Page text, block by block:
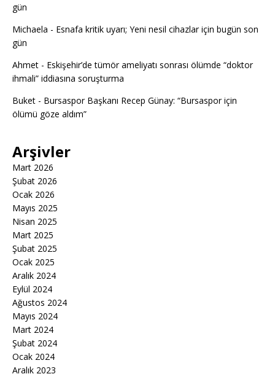
gün
Michaela - Esnafa kritik uyarı; Yeni nesil cihazlar için bugün son
gün
Ahmet - Eskişehir’de tümör ameliyatı sonrası ölümde “doktor
ihmali” iddiasına soruşturma
Buket - Bursaspor Başkanı Recep Günay: “Bursaspor için
ölümü göze aldım”
Arşivler
Mart 2026
Şubat 2026
Ocak 2026
Mayıs 2025
Nisan 2025
Mart 2025
Şubat 2025
Ocak 2025
Aralık 2024
Eylül 2024
Ağustos 2024
Mayıs 2024
Mart 2024
Şubat 2024
Ocak 2024
Aralık 2023